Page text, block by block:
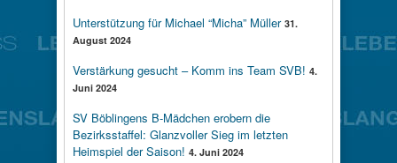
Unterstützung für Michael “Micha” Müller 31.
August 2024
Verstärkung gesucht – Komm ins Team SVB! 4.
Juni 2024
SV Böblingens B-Mädchen erobern die
Bezirksstaffel: Glanzvoller Sieg im letzten
Heimspiel der Saison! 4. Juni 2024